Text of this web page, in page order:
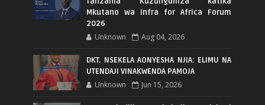
Mkutano wa Infra for Africa Forum
2026
Unknown Aug 04, 2026
DKT. NSEKELA AONYESHA NJIA: ELIMU NA
UTENDAJI VINAKWENDA PAMOJA
Unknown Jun 15, 2026